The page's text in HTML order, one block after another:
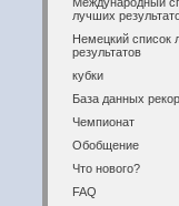
лучших
Немецкий список
результатов
кубки
База данных
Чемпионат
Обобщение
Что нового?
FAQ